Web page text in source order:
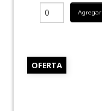
Agregar
OFERTA